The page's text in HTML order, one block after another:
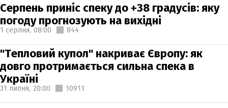
Серпень приніс спеку до +38 градусів: яку
погоду прогнозують на вихідні
1 серпня, 08:00 844
"Тепловий купол" накриває Європу: як
довго протримається сильна спека в
Україні
31 липня, 20:00 10911